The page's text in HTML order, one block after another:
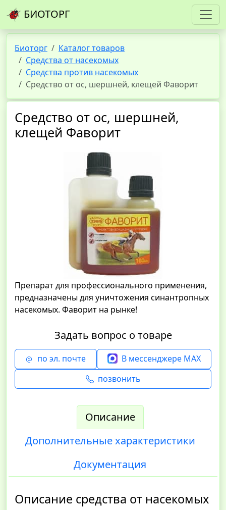
БИОТОРГ
Биоторг
Каталог товаров
Средства от насекомых
Средства против насекомых
Средство от ос, шершней, клещей Фаворит
Средство от ос, шершней,
клещей Фаворит
Препарат для профессионального применения,
предназначены для уничтожения синантропных
насекомых. Фаворит на рынке!
Задать вопрос о товаре
по эл. почте
В мессенджере MAX
позвонить
Описание
Дополнительные характеристики
Документация
Описание средства от насекомых